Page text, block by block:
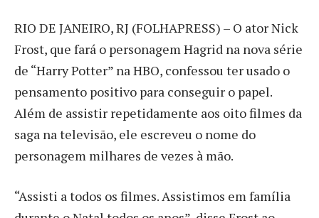
RIO DE JANEIRO, RJ (FOLHAPRESS) – O ator Nick
Frost, que fará o personagem Hagrid na nova série
de “Harry Potter” na HBO, confessou ter usado o
pensamento positivo para conseguir o papel.
Além de assistir repetidamente aos oito filmes da
saga na televisão, ele escreveu o nome do
personagem milhares de vezes à mão.
“Assisti a todos os filmes. Assistimos em família